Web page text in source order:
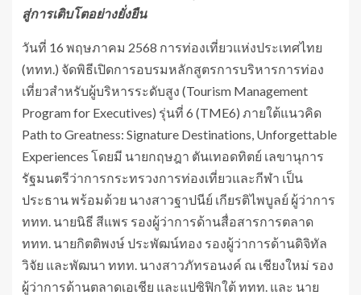
สู่การเติบโตอย่างยั่งยืน
วันที่ 16 พฤษภาคม 2568 การท่องเที่ยวแห่งประเทศไทย
(ททท.) จัดพิธีเปิดการอบรมหลักสูตรการบริหารการท่อง
เที่ยวสำหรับผู้บริหารระดับสูง (Tourism Management
Program for Executives) รุ่นที่ 6 (TME6) ภายใต้แนวคิด
Path to Greatness: Signature Destinations, Unforgettable
Experiences โดยมี นายกฤษฎา ตันเทอดทิตย์ เลขานุการ
รัฐมนตรีว่าการกระทรวงการท่องเที่ยวและกีฬา เป็น
ประธาน พร้อมด้วย นางสาวฐาปนีย์ เกียรติไพบูลย์ ผู้ว่าการ
ททท. นายนิธี สีแพร รองผู้ว่าการด้านสื่อสารการตลาด
ททท. นายกิตติพงษ์ ประพัฒน์ทอง รองผู้ว่าการด้านดิจิทัล
วิจัย และพัฒนา ททท. นางสาวภัทรอนงค์ ณ เชียงใหม่ รอง
ผู้ว่าการด้านตลาดเอเชีย และแปซิฟิกใต้ ททท. และ นาย